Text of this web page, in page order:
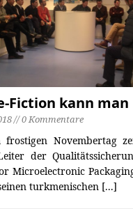
Fiction kann
// 0 Kommentare
frostigen Novembertag
der
Microelectronic
turkmenischen [...]